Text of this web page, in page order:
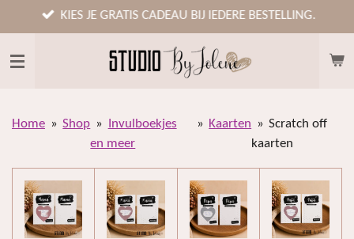
direct
naar
KIES JE GRATIS CADEAU BIJ IEDERE BESTELLING.
Home » Shop » Invulboekjes
en meer
» Kaarten » Scratch off
kaarten